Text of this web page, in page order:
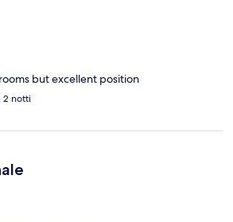
but excellent position
2 notti